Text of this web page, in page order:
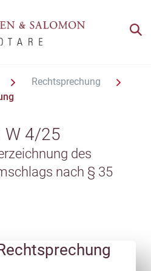
Rechtsprechung
W 4/25
des
nach § 35